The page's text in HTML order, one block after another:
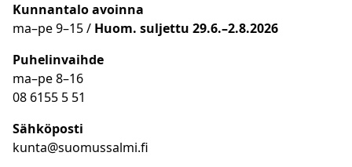
Kunnantalo avoinna
ma–pe 9–15 / Huom. suljettu 29.6.–2.8.2026
Puhelinvaihde
ma–pe 8–16
08 6155 5 51
Sähköposti
kunta@suomussalmi.fi